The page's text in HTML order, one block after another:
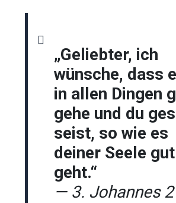
„Geliebter, ich
wünsche, dass
in allen Dingen
gehe und du
seist, so wie es
deiner Seele gut
geht.“
— 3. Johannes 2